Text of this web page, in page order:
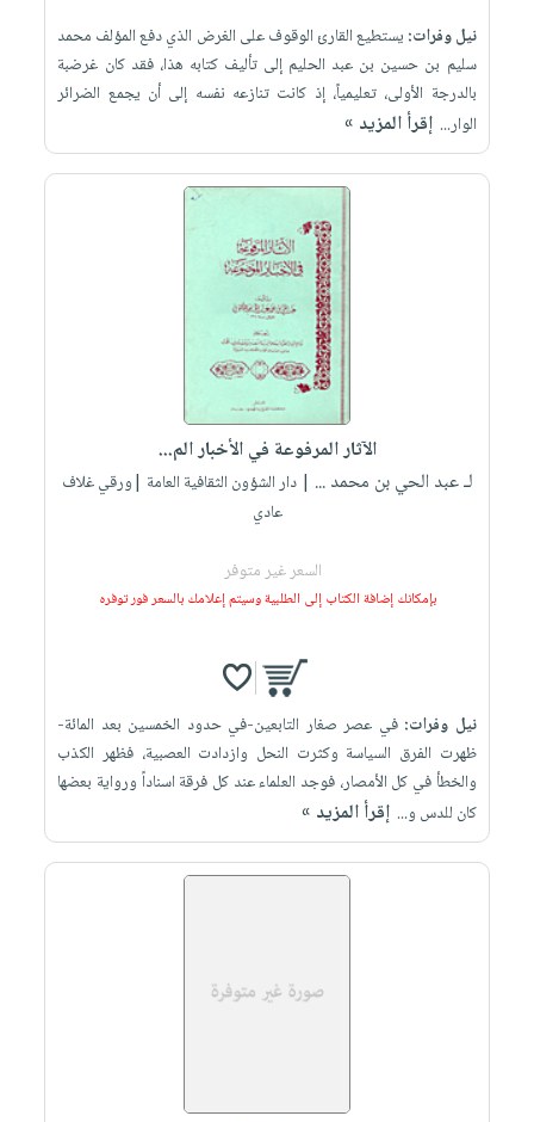
نيل وفرات: يستطيع القارئ الوقوف على الغرض الذي دفع المؤلف محمد
سليم بن حسين بن عبد الحليم إلى تأليف كتابه هذا، فقد كان غرضبة
بالدرجة الأولى، تعليمياً، إذ كانت تنازعه نفسه إلى أن يجمع الضرائر
الوار... إقرأ المزيد »
الآثار المرفوعة في الأخبار الم...
لـ عبد الحي بن محمد ... | دار الشؤون الثقافية العامة |ورقي غلاف
عادي
السعر غير متوفر
بإمكانك إضافة الكتاب إلى الطلبية وسيتم إعلامك بالسعر فور توفره
نيل وفرات:في عصر صغار التابعين-في حدود الخمسين بعد المائة-
ظهرت الفرق السياسة وكثرت النحل وازدادت العصبية، فظهر الكذب
والخطأ في كل الأمصار، فوجد العلماء عند كل فرقة اسناداً ورواية بعضها
كان للدس و... إقرأ المزيد »